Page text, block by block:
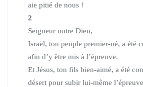
aie pitié de nous !
2
Seigneur notre Dieu,
Israël, ton peuple premier-né, a été
afin d’y être mis à l’épreuve.
Et Jésus, ton fils bien-aimé, a été
désert pour subir lui-même